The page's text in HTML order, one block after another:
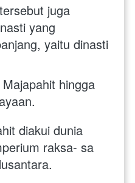
juga
yang
yaitu dinasti
hingga
diakui dunia
raksa- sa